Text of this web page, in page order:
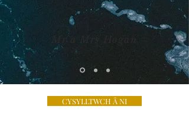
Mr a Mrs Hogan
CYSYLLTWCH Â NI